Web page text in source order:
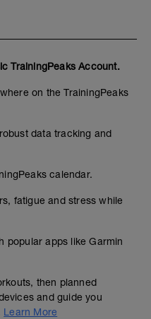
TrainingPeaks Account.
on the TrainingPeaks
data tracking and
calendar.
fatigue and stress while
popular apps like Garmin
then planned
and guide you
Learn More